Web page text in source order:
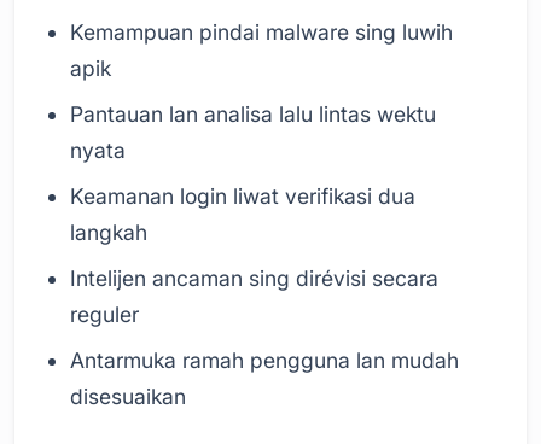
Kemampuan pindai malware sing luwih
apik
Pantauan lan analisa lalu lintas wektu
nyata
Keamanan login liwat verifikasi dua
langkah
Intelijen ancaman sing dirévisi secara
reguler
Antarmuka ramah pengguna lan mudah
disesuaikan